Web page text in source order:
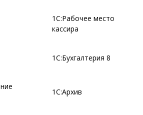
1С:Рабочее место
кассира
1С:Бухгалтерия 8
1С:Архив